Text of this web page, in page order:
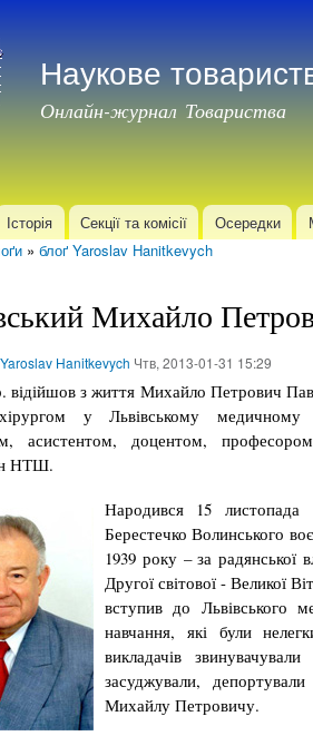
Наукове
Онлайн-журнал Товариства
Історія Секції та комісії Осередки
» блоґ Yaroslav Hanitkevych
Михайло
Yaroslav Hanitkevych Чтв, 2013-01-31 15:29
відійшов з життя Михайло Петрович
у Львівському медичному
асистентом, доцентом,
НТШ.
Народився 15
Берестечко Волинського
1939 року – за радянської
Другої світової - Великої
вступив до Львівського
навчання, які були
викладачів
засуджували,
Михайлу Петровичу.